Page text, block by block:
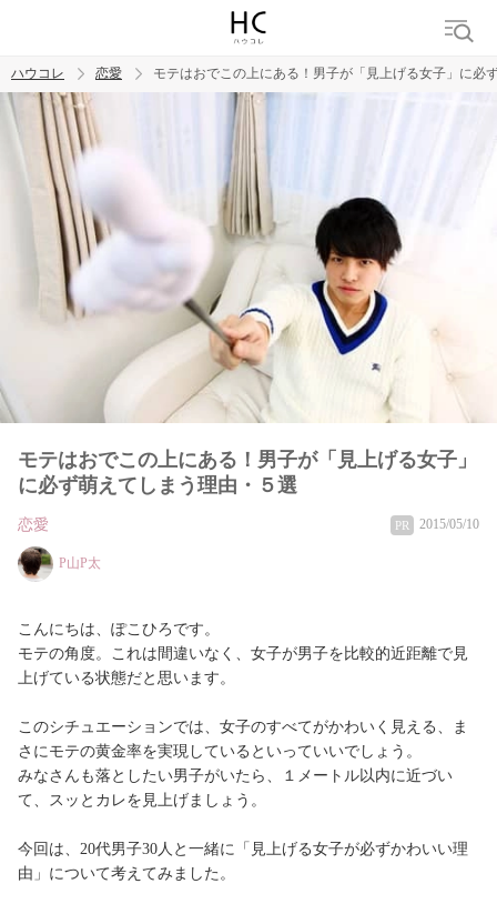
トレンド ワード
恋愛
ハウコレ 恋愛 モテはおでこの上にある！男子が「見上げる女子」に必
モテはおでこの上にある！男子が「見上げる女子」
に必ず萌えてしまう理由・５選
恋愛 PR 2015/05/10
P山P太
こんにちは、ぽこひろです。
モテの角度。これは間違いなく、女子が男子を比較的近距離で見
上げている状態だと思います。
このシチュエーションでは、女子のすべてがかわいく見える、ま
さにモテの黄金率を実現しているといっていいでしょう。
みなさんも落としたい男子がいたら、１メートル以内に近づい
て、スッとカレを見上げましょう。
今回は、20代男子30人と一緒に「見上げる女子が必ずかわいい理
由」について考えてみました。